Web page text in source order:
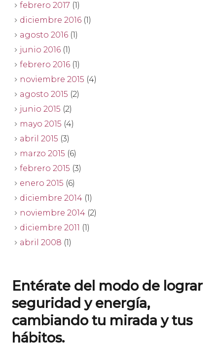
febrero 2017 (1)
diciembre 2016 (1)
agosto 2016 (1)
junio 2016 (1)
febrero 2016 (1)
noviembre 2015 (4)
agosto 2015 (2)
junio 2015 (2)
mayo 2015 (4)
abril 2015 (3)
marzo 2015 (6)
febrero 2015 (3)
enero 2015 (6)
diciembre 2014 (1)
noviembre 2014 (2)
diciembre 2011 (1)
abril 2008 (1)
Entérate del modo de lograr
seguridad y energía,
cambiando tu mirada y tus
hábitos.